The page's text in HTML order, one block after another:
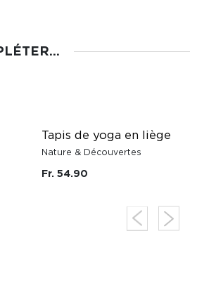
Tapis de yoga en liège
Nature & Découvertes
Fr. 54.90